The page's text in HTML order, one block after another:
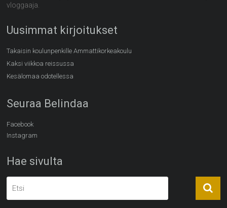
vloggaaja.
Uusimmat kirjoitukset
Takaisin koulunpenkille Ammattikorkeakoulu
Kaksi viikkoa reissussa
Kesälomaa odotellessa
Seuraa Belindaa
Facebook
Instagram
Hae sivulta